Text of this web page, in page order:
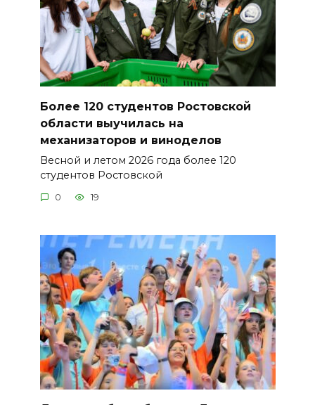
Более 120 студентов Ростовской
области выучилась на
механизаторов и виноделов
Весной и летом 2026 года более 120
студентов Ростовской
0 19